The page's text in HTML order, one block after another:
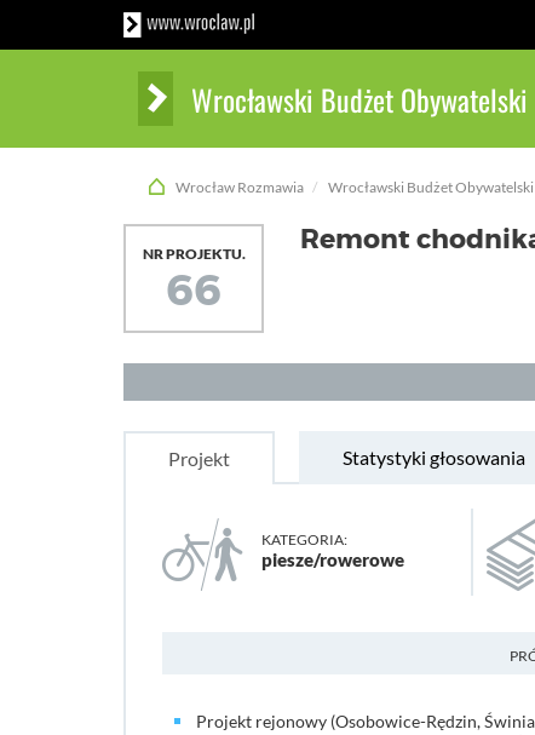
Wrocławski Budżet Obywatelski
Wrocław Rozmawia Wrocławski Budżet Obywatelski
NR PROJEKTU.
66
Remont
Projekt Statystyki głosowania
KATEGORIA:
piesze/rowerowe
Projekt rejonowy (Osobowice-Rędzin,